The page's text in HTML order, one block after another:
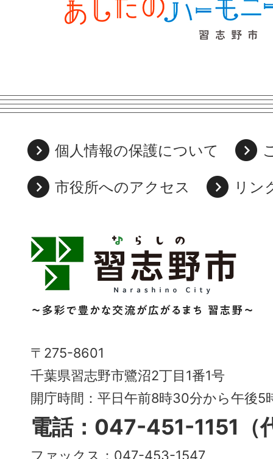
個人情報の保護について
市役所へのアクセス
リン
習
志
野
市
Narashino
City
～
多
彩
〒275-8601
千葉県習志野市鷺沼2丁目1番1号
開庁時間：平日午前8時30分から午後5
電話：047-451-1151（
ファックス：047-453-1547